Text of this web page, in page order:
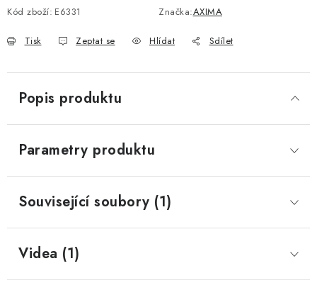
VÝMĚNA AUTOBATERIE
OBCHODNÍ PODMÍNKY
OCHRANA OSOBNÍCH ÚDAJŮ
OVĚŘOVÁNÍ RECENZÍ
ZPĚTNÝ ODBĚR ELEKTROZAŘÍZENÍ A BATERIÍ
Kód zboží: E6331 Značka:AXIMA
Tisk Zeptat se Hlídat Sdílet
Popis produktu
Parametry produktu
Související soubory (1)
Videa (1)